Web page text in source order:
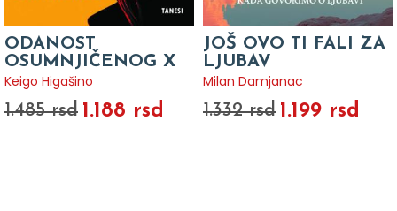
ODANOST
OSUMNJIČENOG X
Keigo Higašino
1.485 rsd 1.188 rsd
JOŠ OVO TI FALI ZA
LJUBAV
Milan Damjanac
1.332 rsd 1.199 rsd